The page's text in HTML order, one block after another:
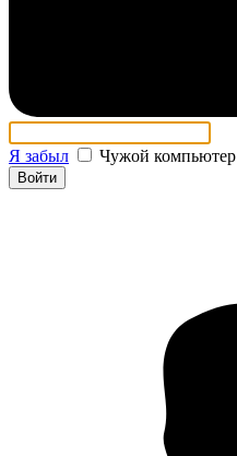
Я забыл Чужой компьютер
Войти